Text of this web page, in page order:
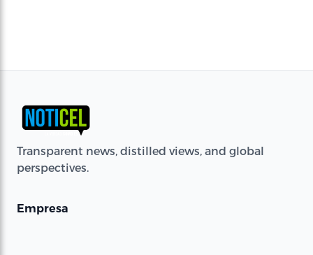
Transparent news, distilled views, and global
perspectives.
Empresa